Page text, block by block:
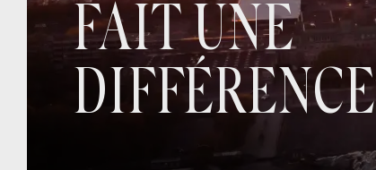
FAIT UNE
DIFFÉRENCE